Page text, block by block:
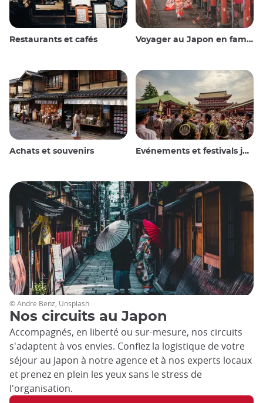
Restaurants et cafés Voyager au Japon en famille
Achats et souvenirs Evénements et festivals japonais
Nos circuits au Japon
Accompagnés, en liberté ou sur-mesure, nos circuits
s'adaptent à vos envies. Confiez la logistique de votre
séjour au Japon à notre agence et à nos experts locaux
et prenez en plein les yeux sans le stress de
l'organisation.
© Andre Benz, Unsplash